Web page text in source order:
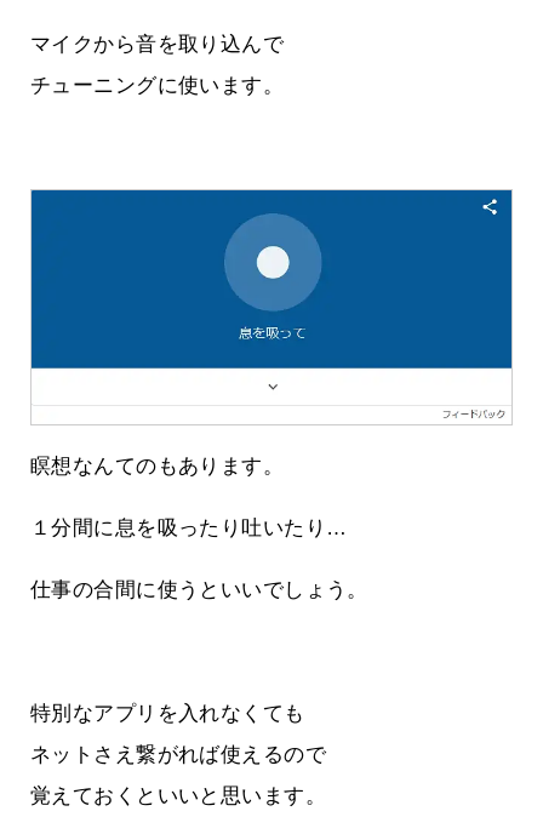
マイクから音を取り込んで
チューニングに使います。
瞑想なんてのもあります。
１分間に息を吸ったり吐いたり…
仕事の合間に使うといいでしょう。
特別なアプリを入れなくても
ネットさえ繋がれば使えるので
覚えておくといいと思います。